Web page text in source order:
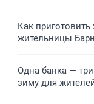
Как
жительницы
Одна банка —
зиму для